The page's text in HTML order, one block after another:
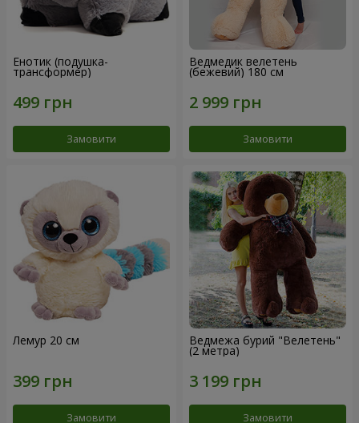
Енотик (подушка-
трансформер)
Замовити
Ведмедик велетень
(бежевий) 180 см
Замовити
Лемур 20 см
Замовити
Ведмежа бурий "Велетень"
(2 метра)
Замовити